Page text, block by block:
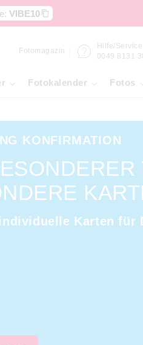
VIBE10
Fotomagazin
Hilfe/Service
0049 8131
Fotokalender Fotos
KONFIRMATION
Karten für